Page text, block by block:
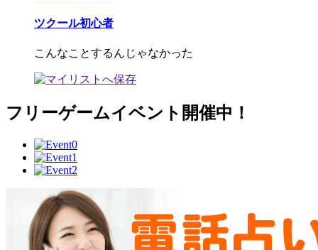
ツクール初心者
こんなことするんじゃなかった
フリーゲームイベント開催中！